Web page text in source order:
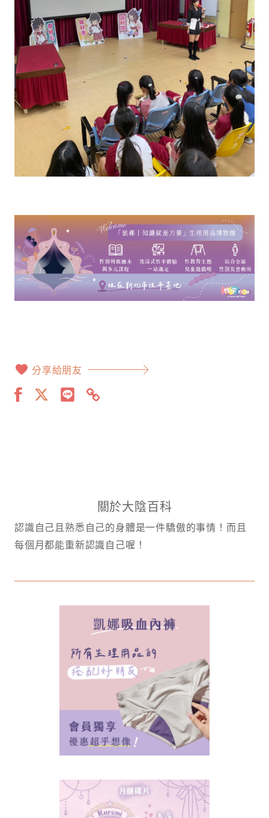
分享給朋友
關於大陰百科
認識自己且熟悉自己的身體是一件驕傲的事情！而且
每個月都能重新認識自己喔！